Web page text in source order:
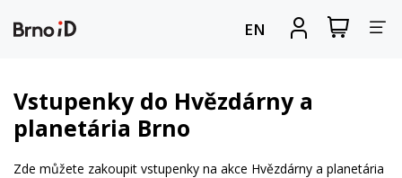
EN
Zobrazit
nákupní
Vstupenky do Hvězdárny a
planetária Brno
Zde můžete zakoupit vstupenky na akce Hvězdárny a planetária